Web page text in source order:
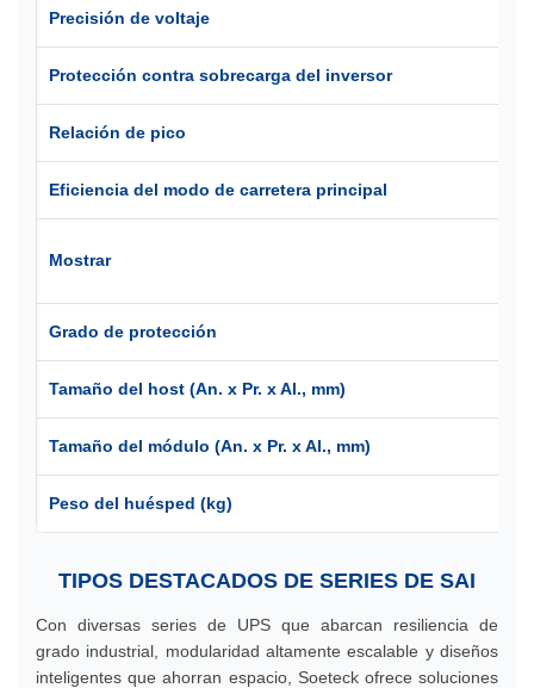
Precisión de voltaje
Protección contra sobrecarga del inversor
Relación de pico
Eficiencia del modo de carretera principal
Mostrar
Grado de protección
Tamaño del host (An. x Pr. x Al., mm)
Tamaño del módulo (An. x Pr. x Al., mm)
Peso del huésped (kg)
TIPOS DESTACADOS DE SERIES DE SAI
Con diversas series de UPS que abarcan resiliencia de
grado industrial, modularidad altamente escalable y diseños
inteligentes que ahorran espacio, Soeteck ofrece soluciones